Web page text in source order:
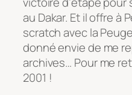
au Dakar. Et il offre à
scratch avec la
donné envie de me
archives… Pour me
2001 !